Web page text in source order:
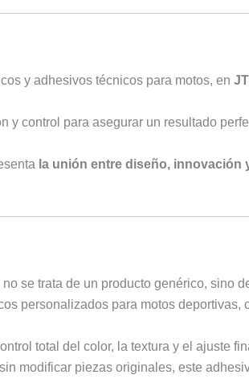
y adhesivos técnicos para motos, en
y control para asegurar un resultado
la unión entre diseño, innovación
no se trata de un producto genérico, sino
personalizados para motos deportivas,
total del color, la textura y el ajuste
modificar piezas originales, este